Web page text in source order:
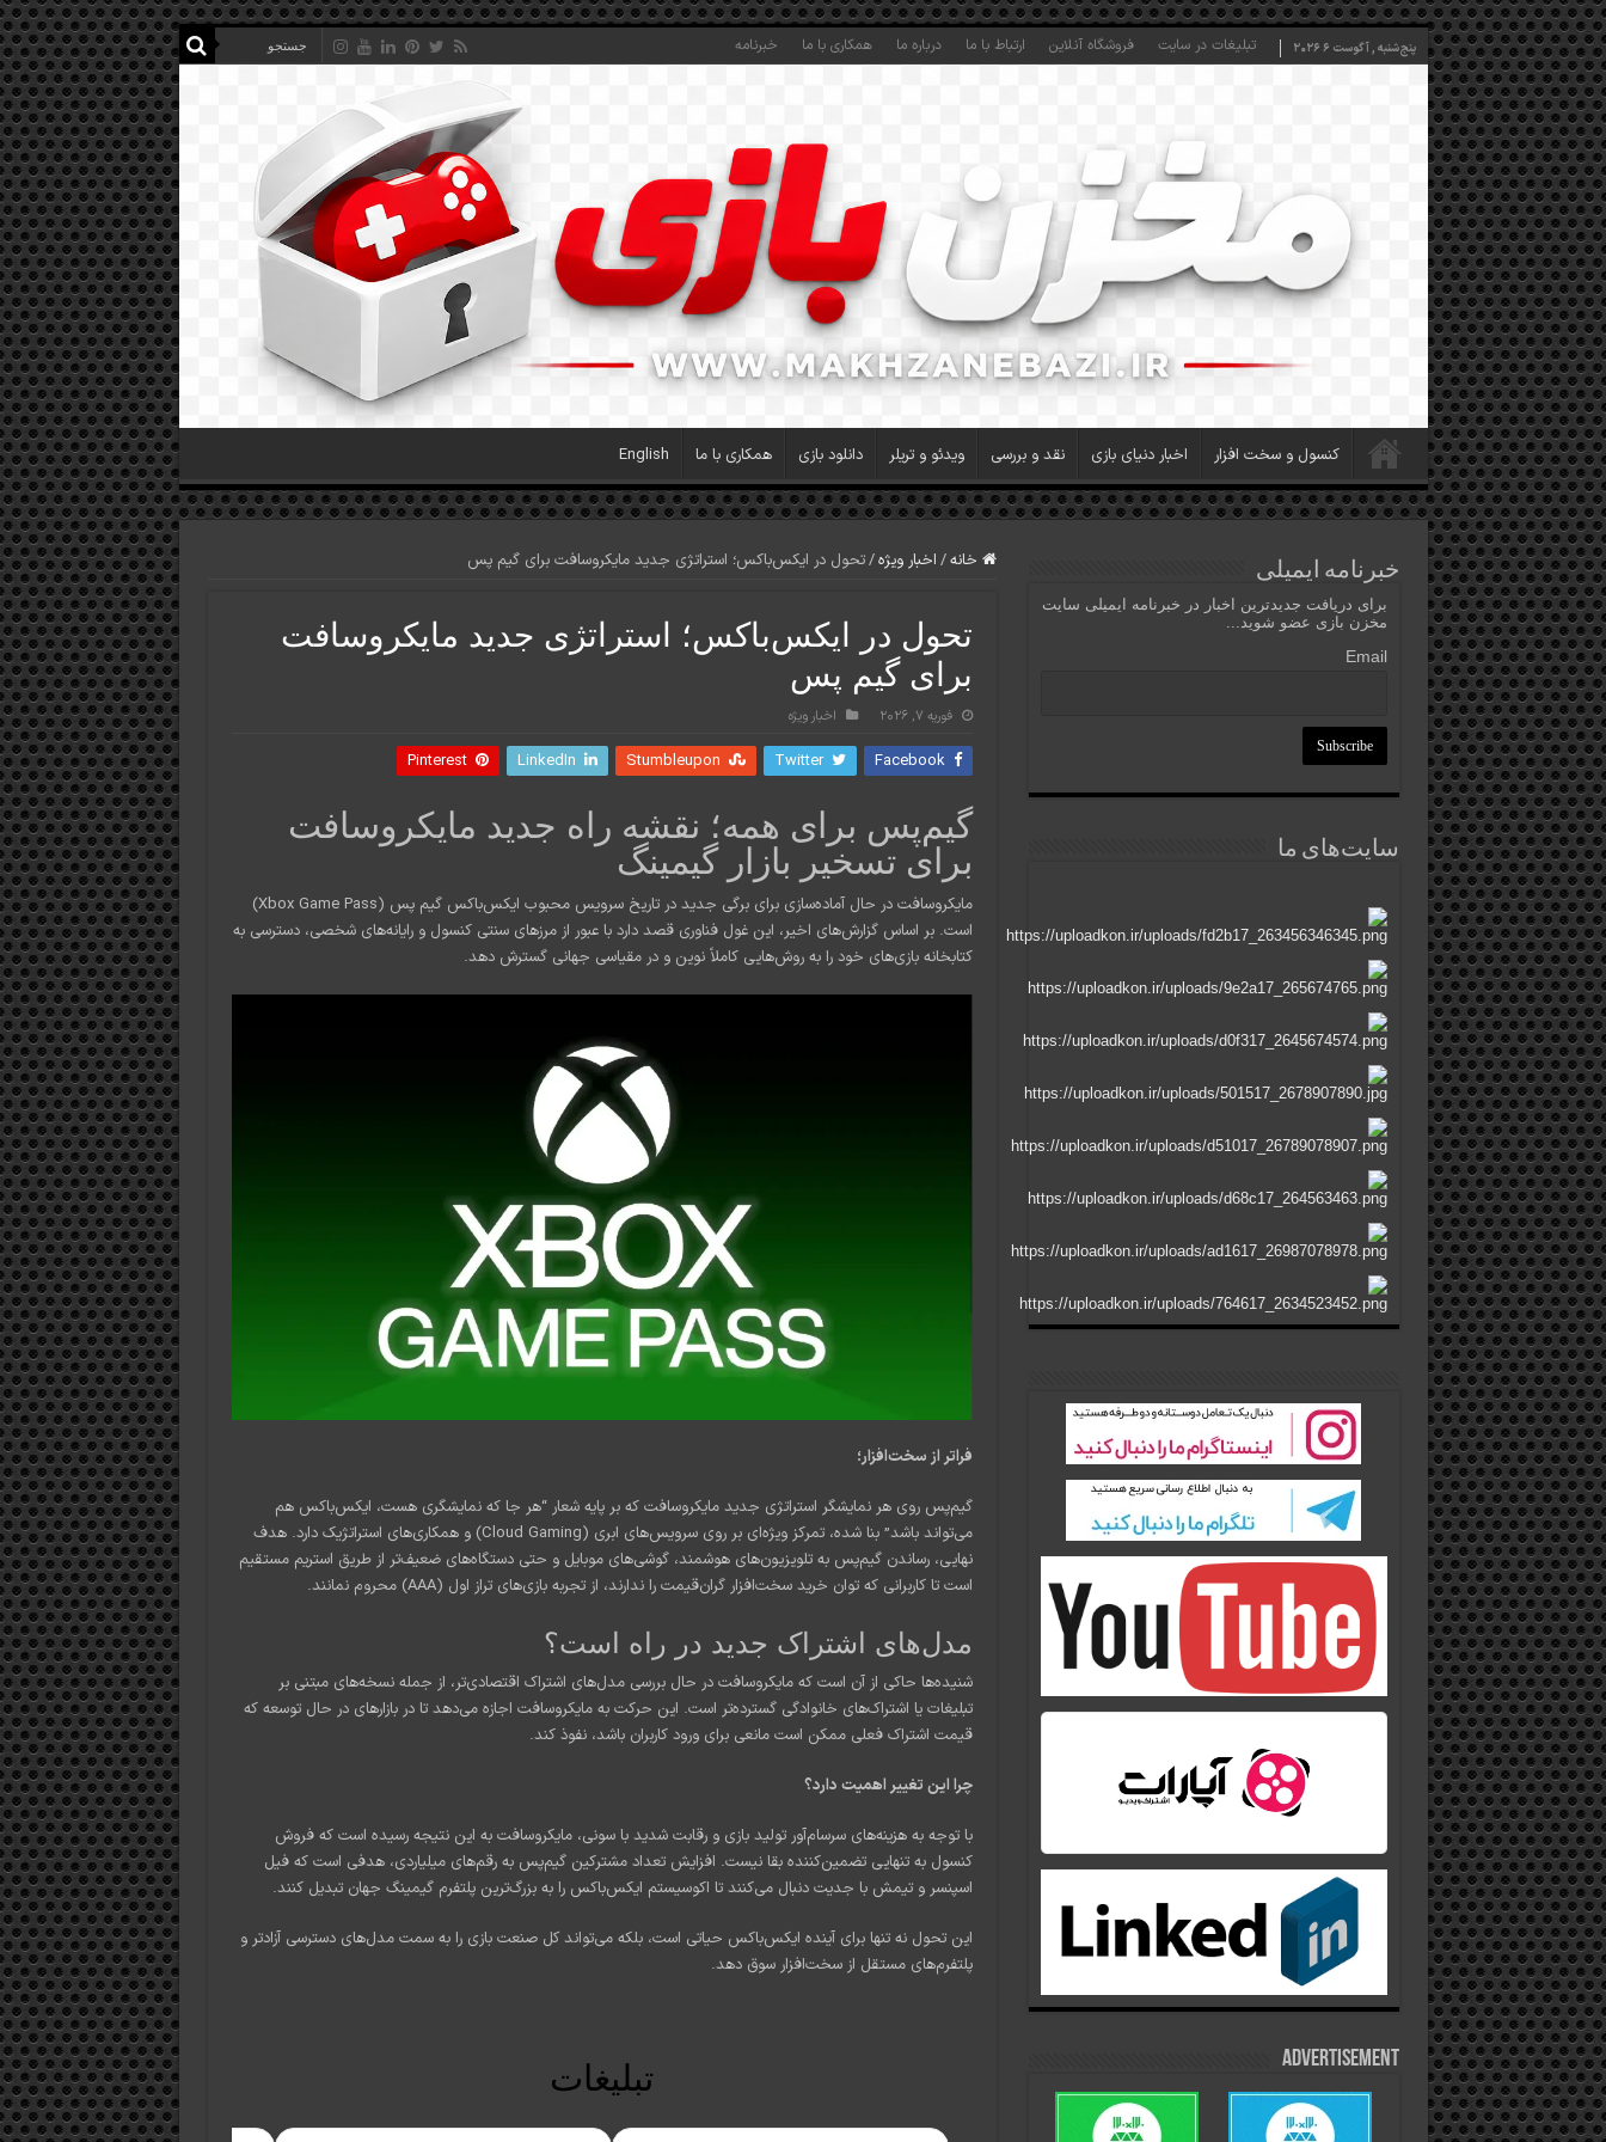
پنج‌شنبه , آگوست 6 2026 تبلیغات در سایت فروشگاه آنلاین ارتباط با ما درباره ما همکاری با ما خبرنامه
کنسول و سخت افزار اخبار دنیای بازی نقد و بررسی ویدئو و تریلر دانلود بازی همکاری با ما English
خانه/ اخبار ویژه/تحول در ایکس‌باکس؛ استراتژی جدید مایکروسافت برای گیم پس
تحول در ایکس‌باکس؛ استراتژی جدید مایکروسافت
برای گیم پس
فوریه 7, 2026 اخبار ویژه
Facebook
Twitter
Stumbleupon
LinkedIn
Pinterest
گیم‌پس برای همه؛ نقشه راه جدید مایکروسافت
برای تسخیر بازار گیمینگ
مایکروسافت در حال آماده‌سازی برای برگی جدید در تاریخ سرویس محبوب ایکس‌باکس گیم پس (Xbox Game Pass)
است. بر اساس گزارش‌های اخیر، این غول فناوری قصد دارد با عبور از مرزهای سنتی کنسول و رایانه‌های شخصی، دسترسی به
کتابخانه بازی‌های خود را به روش‌هایی کاملاً نوین و در مقیاسی جهانی گسترش دهد.
فراتر از سخت‌افزار؛
گیم‌پس روی هر نمایشگر استراتژی جدید مایکروسافت که بر پایه شعار “هر جا که نمایشگری هست، ایکس‌باکس هم
می‌تواند باشد” بنا شده، تمرکز ویژه‌ای بر روی سرویس‌های ابری (Cloud Gaming) و همکاری‌های استراتژیک دارد. هدف
نهایی، رساندن گیم‌پس به تلویزیون‌های هوشمند، گوشی‌های موبایل و حتی دستگاه‌های ضعیف‌تر از طریق استریم مستقیم
است تا کاربرانی که توان خرید سخت‌افزار گران‌قیمت را ندارند، از تجربه بازی‌های تراز اول (AAA) محروم نمانند.
مدل‌های اشتراک جدید در راه است؟
شنیده‌ها حاکی از آن است که مایکروسافت در حال بررسی مدل‌های اشتراک اقتصادی‌تر، از جمله نسخه‌های مبتنی بر
تبلیغات یا اشتراک‌های خانوادگی گسترده‌تر است. این حرکت به مایکروسافت اجازه می‌دهد تا در بازارهای در حال توسعه که
قیمت اشتراک فعلی ممکن است مانعی برای ورود کاربران باشد، نفوذ کند.
چرا این تغییر اهمیت دارد؟
با توجه به هزینه‌های سرسام‌آور تولید بازی و رقابت شدید با سونی، مایکروسافت به این نتیجه رسیده است که فروش
کنسول به تنهایی تضمین‌کننده بقا نیست. افزایش تعداد مشترکین گیم‌پس به رقم‌های میلیاردی، هدفی است که فیل
اسپنسر و تیمش با جدیت دنبال می‌کنند تا اکوسیستم ایکس‌باکس را به بزرگ‌ترین پلتفرم گیمینگ جهان تبدیل کنند.
این تحول نه تنها برای آینده ایکس‌باکس حیاتی است، بلکه می‌تواند کل صنعت بازی را به سمت مدل‌های دسترسی آزادتر و
پلتفرم‌های مستقل از سخت‌افزار سوق دهد.
تبلیغات
خبرنامه ایمیلی
برای دریافت جدیدترین اخبار در خبرنامه ایمیلی سایت
مخزن بازی عضو شوید...
Email
سایت‌های ما
Advertisement